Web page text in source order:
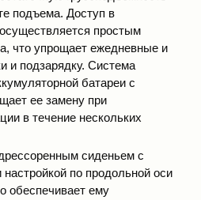
подъема. Доступ в
простым
что упрощает ежедневные и
и подзарядку. Система
батареи с
ее замену при
в течение нескольких
сиденьем с
по продольной оси
обеспечивает ему